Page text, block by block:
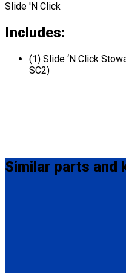
Slide 'N Click
Includes:
(1) Slide ‘N Click
SC2)
Similar parts and